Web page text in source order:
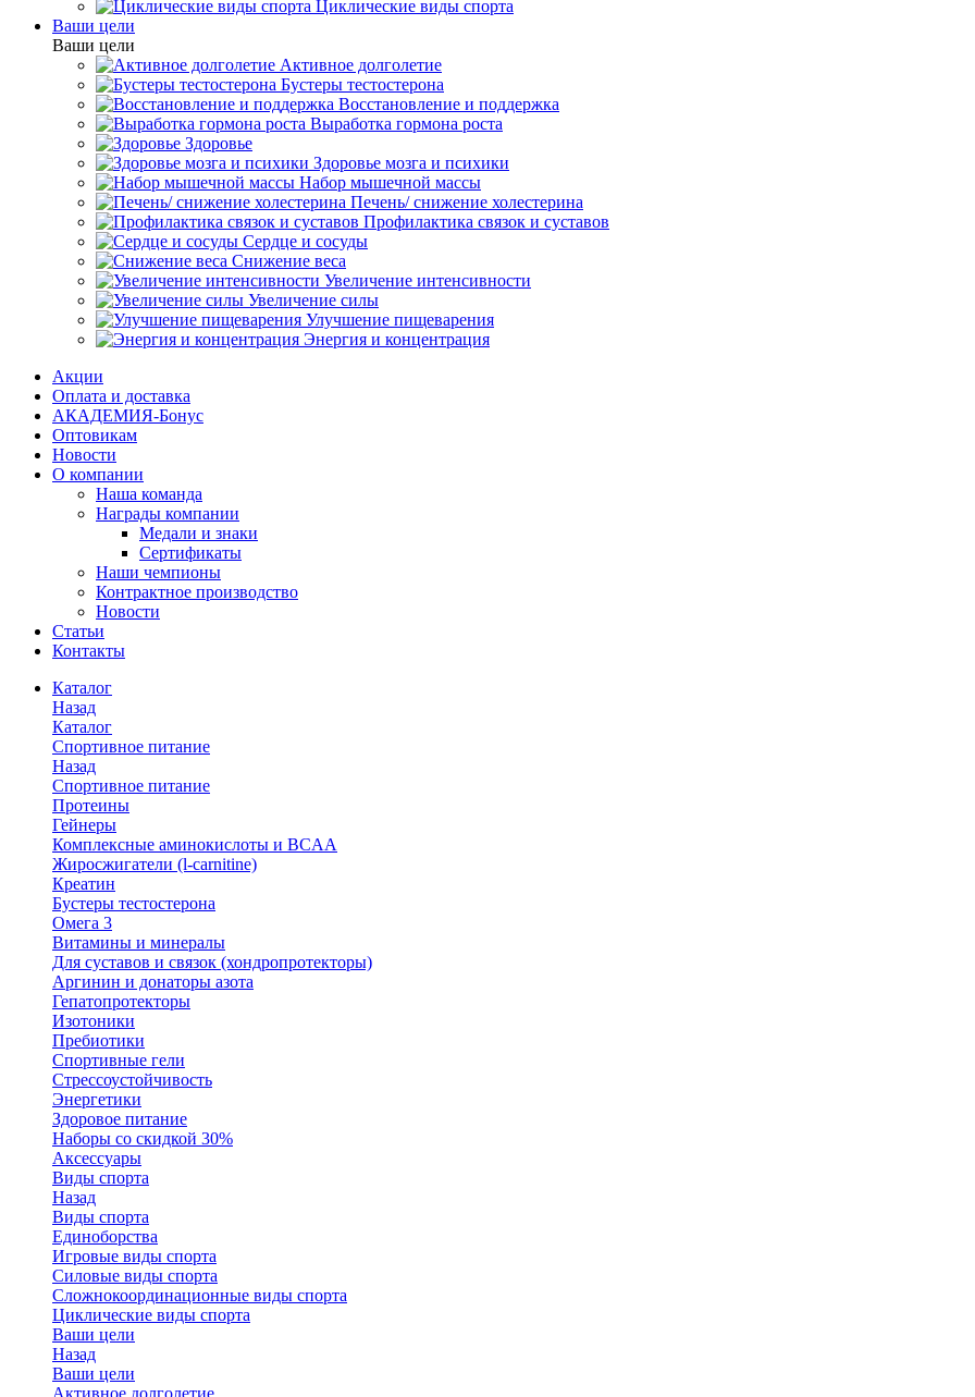
Циклические виды спорта
Ваши цели
Ваши цели
Активное долголетие
Бустеры тестостерона
Восстановление и поддержка
Выработка гормона роста
Здоровье
Здоровье мозга и психики
Набор мышечной массы
Печень/ снижение холестерина
Профилактика связок и суставов
Сердце и сосуды
Снижение веса
Увеличение интенсивности
Увеличение силы
Улучшение пищеварения
Энергия и концентрация
Акции
Оплата и доставка
АКАДЕМИЯ-Бонус
Оптовикам
Новости
О компании
Наша команда
Награды компании
Медали и знаки
Сертификаты
Наши чемпионы
Контрактное производство
Новости
Статьи
Контакты
Каталог
Назад
Каталог
Спортивное питание
Назад
Спортивное питание
Протеины
Гейнеры
Комплексные аминокислоты и BCAA
Жиросжигатели (l-carnitine)
Креатин
Бустеры тестостерона
Омега 3
Витамины и минералы
Для суставов и связок (хондропротекторы)
Аргинин и донаторы азота
Гепатопротекторы
Изотоники
Пребиотики
Спортивные гели
Стрессоустойчивость
Энергетики
Здоровое питание
Наборы со скидкой 30%
Аксессуары
Виды спорта
Назад
Виды спорта
Единоборства
Игровые виды спорта
Силовые виды спорта
Сложнокоординационные виды спорта
Циклические виды спорта
Ваши цели
Назад
Ваши цели
Активное долголетие